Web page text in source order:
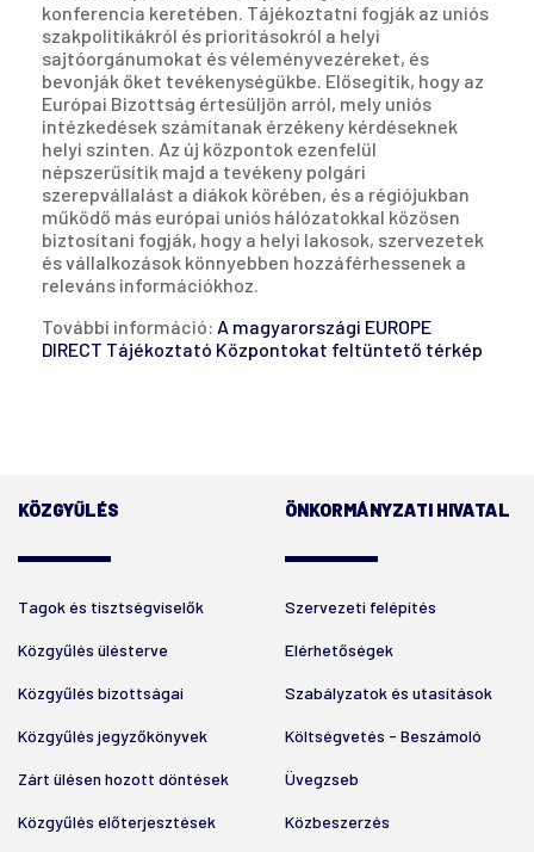
konferencia keretében. Tájékoztatni fogják az uniós
szakpolitikákról és prioritásokról a helyi
sajtóorgánumokat és véleményvezéreket, és
bevonják őket tevékenységükbe. Elősegítik, hogy az
Európai Bizottság értesüljön arról, mely uniós
intézkedések számítanak érzékeny kérdéseknek
helyi szinten. Az új központok ezenfelül
népszerűsítik majd a tevékeny polgári
szerepvállalást a diákok körében, és a régiójukban
működő más európai uniós hálózatokkal közösen
biztosítani fogják, hogy a helyi lakosok, szervezetek
és vállalkozások könnyebben hozzáférhessenek a
releváns információkhoz.
További információ: A magyarországi EUROPE
DIRECT Tájékoztató Központokat feltüntető térkép
KÖZGYŰLÉS
Tagok és tisztségviselők
Közgyűlés ülésterve
Közgyűlés bizottságai
Közgyűlés jegyzőkönyvek
Zárt ülésen hozott döntések
Közgyűlés előterjesztések
ÖNKORMÁNYZATI HIVATAL
Szervezeti felépítés
Elérhetőségek
Szabályzatok és utasítások
Költségvetés - Beszámoló
Üvegzseb
Közbeszerzés